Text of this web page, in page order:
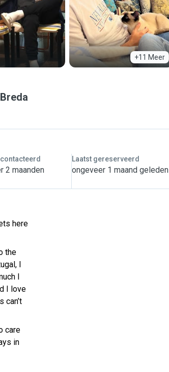
+11 Meer
Breda
2 maanden
Laatst gereserveerd
ongeveer 1 maand geleden
here
the
I
I
I love
can’t
care
in